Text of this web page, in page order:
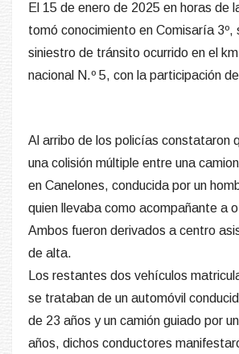
El 15 de enero de 2025 en horas de
tomó conocimiento en Comisaría 3º,
siniestro de tránsito ocurrido en el
nacional N.º 5, con la participación
Al arribo de los policías constataron
una colisión múltiple entre una
en Canelones, conducida por un
quien llevaba como acompañante a
Ambos fueron derivados a centro
de alta.
Los restantes dos vehículos
se trataban de un automóvil
de 23 años y un camión guiado por
años, dichos conductores